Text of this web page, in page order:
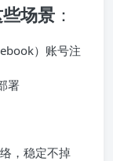
场景 ：
）账号注
署
，稳定不掉